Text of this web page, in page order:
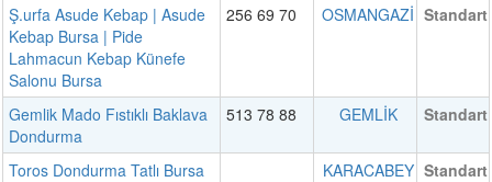
Ş.urfa Asude Kebap | Asude
Kebap Bursa | Pide
Lahmacun Kebap Künefe
Salonu Bursa
256 69 70 OSMANGAZİ Standart
Gemlik Mado Fıstıklı Baklava
Dondurma
513 78 88 GEMLİK Standart
Toros Dondurma Tatlı Bursa KARACABEY Standart